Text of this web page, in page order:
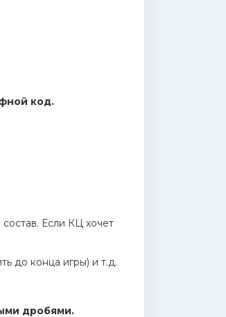
код.
Если КЦ хочет
до конца игры) и т.д.
дробями.